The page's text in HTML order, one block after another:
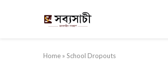
Home » School Dropouts